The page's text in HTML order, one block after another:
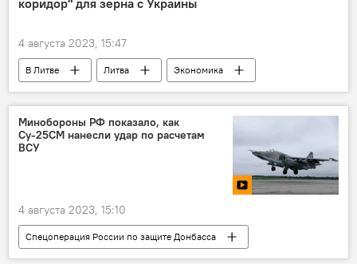
4 августа 2023, 15:47
В Литве Литва
Экономика
экономика
перевозки
грузоперевозки
Минобороны РФ показало, как
Су-25СМ нанесли удар по расчетам
ВСУ
4 августа 2023, 15:10
Спецоперация России по защите Донбасса
В мире
Россия
Украина